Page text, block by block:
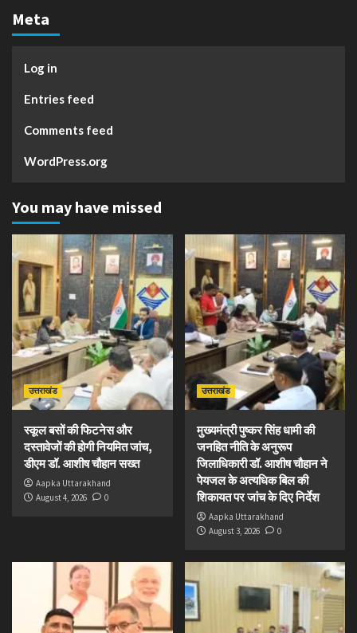
Meta
Log in
Entries feed
Comments feed
WordPress.org
You may have missed
उत्तराखंड
स्कूल बसों की फिटनेस और
दस्तावेजों की होगी नियमित जांच,
डीएम डॉ. आशीष चौहान सख्त
Aapka Uttarakhand
August 4, 2026
0
उत्तराखंड
मुख्यमंत्री पुष्कर सिंह धामी की
जनहित नीति के अनुरूप
जिलाधिकारी डॉ. आशीष चौहान ने
पेयजल के अत्यधिक बिल की
शिकायत पर जांच के दिए निर्देश
Aapka Uttarakhand
August 3, 2026
0